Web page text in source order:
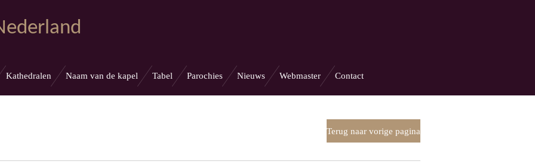
Kathedralen Naam van de kapel Tabel Parochies Nieuws Webmaster Contact
Terug naar vorige pagina